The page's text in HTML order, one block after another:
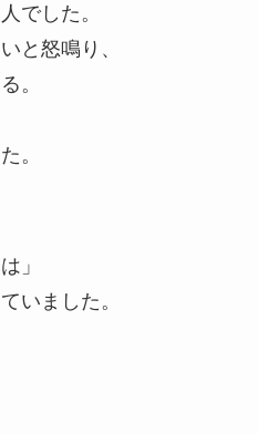
でした。
と怒鳴り、
。
。
」
いました。